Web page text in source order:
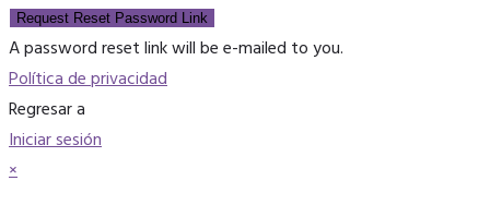
Request Reset Password Link
A password reset link will be e-mailed to you.
Política de privacidad
Regresar a
Iniciar sesión
×